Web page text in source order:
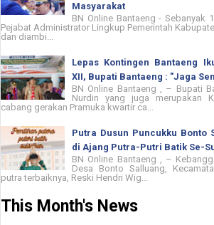
Masyarakat
BN Online Bantaeng - Sebanyak
Pejabat Administrator Lingkup Pemerintah
dan diambi...
Lepas Kontingen Bantaeng
XII, Bupati Bantaeng : "Jaga
BN Online Bantaeng , – Bupati
Nurdin yang juga merupakan
cabang gerakan Pramuka kwartir ca...
Putra Dusun Puncukku Bonto
di Ajang Putra-Putri Batik Se-
BN Online Bantaeng , –
Desa Bonto Salluang,
putra terbaiknya, Reski Hendri Wig...
This Month's News